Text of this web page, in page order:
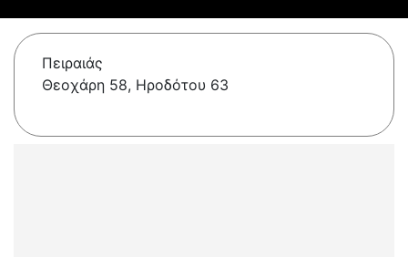
Πειραιάς
Θεοχάρη 58, Ηροδότου 63